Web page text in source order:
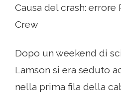
Causa del crash:
Crew
Dopo un weekend di
Lamson si era seduto
nella prima fila della